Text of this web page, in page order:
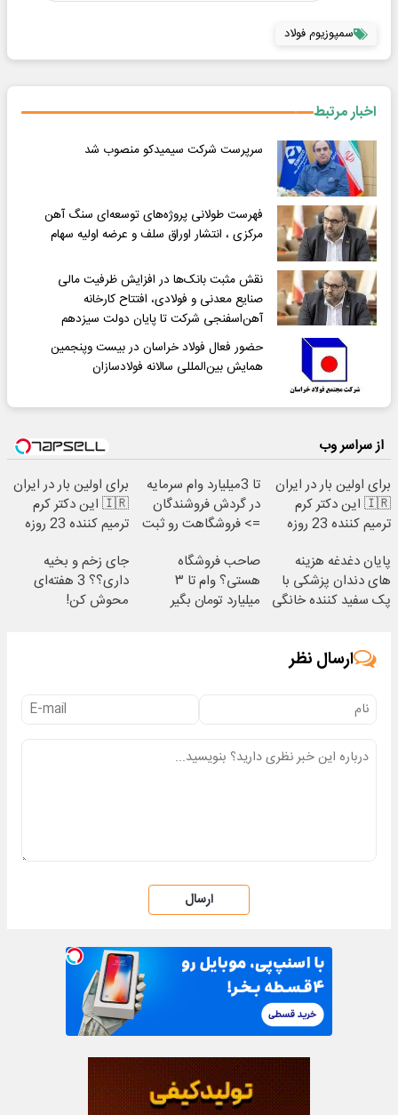
سمپوزیوم فولاد
اخبار مرتبط
سرپرست شرکت سیمیدکو منصوب شد
فهرست طولانی پروژه‌های توسعه‌ای سنگ آهن
مرکزی ، انتشار اوراق سلف و عرضه اولیه سهام
نقش مثبت بانک‌ها در افزایش ظرفیت مالی
صنایع معدنی و فولادی، افتتاح کارخانه
آهن‌اسفنجی شرکت تا پایان دولت سیزدهم
حضور فعال فولاد خراسان در بیست و‌پنجمین
همایش بین‌المللی سالانه فولادسازان
از سراسر وب
برای اولین بار در ایران
🇮🇷 این دکتر کرم
ترمیم کننده 23 روزه
تا 3میلیارد وام سرمایه
در گردش فروشندگان
=> فروشگاهت رو ثبت
برای اولین بار در ایران
🇮🇷 این دکتر کرم
ترمیم کننده 23 روزه
پایان دغدغه هزینه
های دندان پزشکی با
پک سفید کننده خانگی
صاحب فروشگاه
هستی؟ وام تا ۳
میلیارد تومان بگیر
جای زخم و بخیه
داری؟؟ 3 هفته‌ای
محوش کن!
ارسال نظر
ارسال